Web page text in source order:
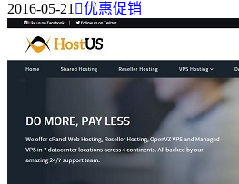
2016-05-21优惠促销